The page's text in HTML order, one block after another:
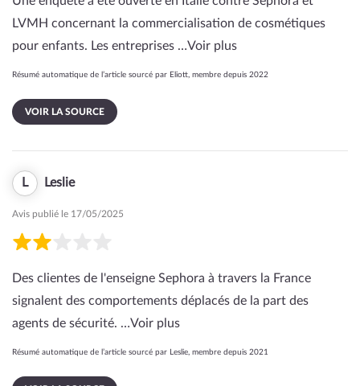
LVMH concernant la commercialisation de cosmétiques
pour enfants. Les entreprises …Voir plus
Résumé automatique de l’article sourcé par Eliott, membre depuis 2022
VOIR LA SOURCE
L Leslie
Avis publié le 17/05/2025
Des clientes de l'enseigne Sephora à travers la France
signalent des comportements déplacés de la part des
agents de sécurité. …Voir plus
Résumé automatique de l’article sourcé par Leslie, membre depuis 2021